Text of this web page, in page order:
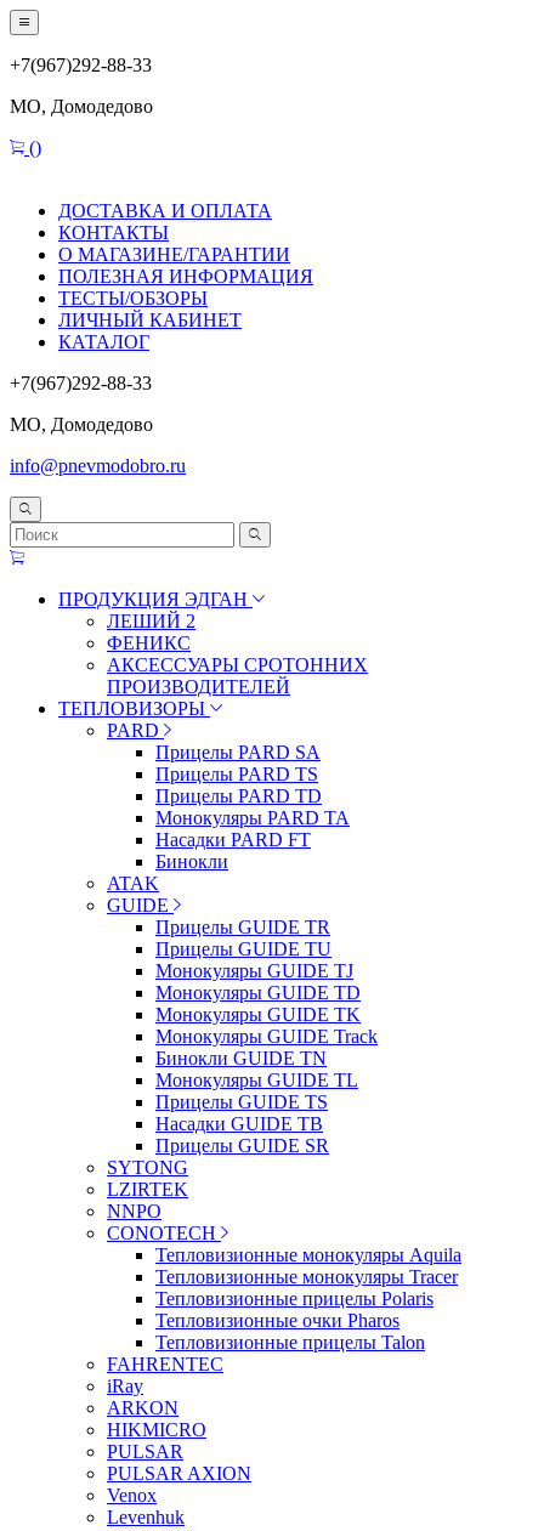
+7(967)292-88-33
МО, Домодедово
()
ДОСТАВКА И ОПЛАТА
КОНТАКТЫ
О МАГАЗИНЕ/ГАРАНТИИ
ПОЛЕЗНАЯ ИНФОРМАЦИЯ
ТЕСТЫ/ОБЗОРЫ
ЛИЧНЫЙ КАБИНЕТ
КАТАЛОГ
+7(967)292-88-33
МО, Домодедово
info@pnevmodobro.ru
ПРОДУКЦИЯ ЭДГАН
ЛЕШИЙ 2
ФЕНИКС
АКСЕССУАРЫ СРОТОННИХ
ПРОИЗВОДИТЕЛЕЙ
ТЕПЛОВИЗОРЫ
PARD
Прицелы PARD SA
Прицелы PARD TS
Прицелы PARD TD
Монокуляры PARD TA
Насадки PARD FT
Бинокли
ATAK
GUIDE
Прицелы GUIDE TR
Прицелы GUIDE TU
Монокуляры GUIDE TJ
Монокуляры GUIDE TD
Монокуляры GUIDE TK
Монокуляры GUIDE Track
Бинокли GUIDE TN
Монокуляры GUIDE TL
Прицелы GUIDE TS
Насадки GUIDE TB
Прицелы GUIDE SR
SYTONG
LZIRTEK
NNPO
CONOTECH
Тепловизионные монокуляры Aquila
Тепловизионные монокуляры Tracer
Тепловизионные прицелы Polaris
Тепловизионные очки Pharos
Тепловизионные прицелы Talon
FAHRENTEC
iRay
ARKON
HIKMICRO
PULSAR
PULSAR AXION
Venox
Levenhuk